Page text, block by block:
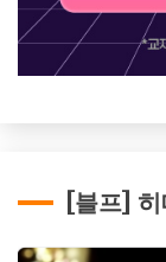
[블프]